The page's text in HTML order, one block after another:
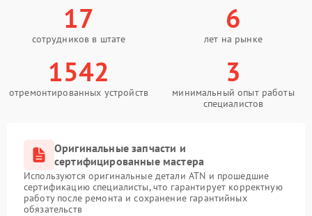
17
сотрудников в штате
6
лет на рынке
1542
отремонтированных устройств
3
минимальный опыт работы
специалистов
Оригинальные запчасти и
сертифицированные мастера
Используются оригинальные детали ATN и прошедшие
сертификацию специалисты, что гарантирует корректную
работу после ремонта и сохранение гарантийных
обязательств